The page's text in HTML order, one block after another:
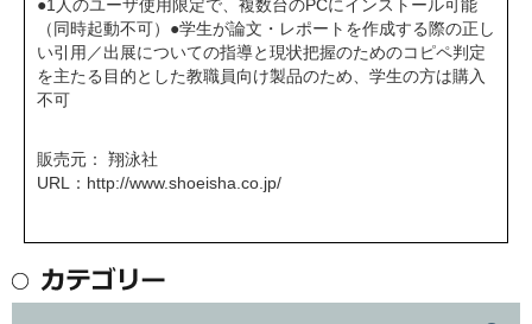
●1人のユーザ使用限定で、複数台のPCにインストール可能
（同時起動不可）●学生が論文・レポートを作成する際の正し
い引用／出展についての指導と現状把握のためのコピペ判定
を主たる目的とした教職員向け製品のため、学生の方は購入
不可
販売元： 翔泳社
URL： http://www.shoeisha.co.jp/